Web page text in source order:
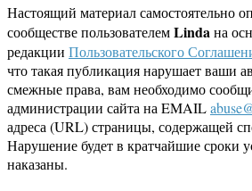
Настоящий материал самостоятельно
сообществе пользователемLindaна
редакции Пользовательского
что такая публикация нарушает ваши
смежные права, вам необходимо
администрации сайта на EMAIL
адреса (URL) страницы, содержащей
Нарушение будет в кратчайшие сроки
наказаны.